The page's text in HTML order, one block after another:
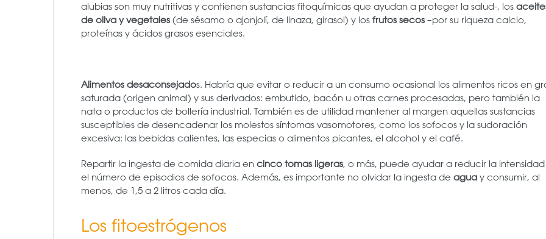
alubias son muy nutritivas y contienen sustancias fitoquímicas que ayudan a proteger la salud-, los
de oliva y vegetales (de sésamo o ajonjolí, de linaza, girasol) y los frutos secos –por su riqueza calcio,
proteínas y ácidos grasos esenciales.
Alimentos desaconsejados. Habría que evitar o reducir a un consumo ocasional los alimentos ricos en
saturada (origen animal) y sus derivados: embutido, bacón u otras carnes procesadas, pero también la
nata o productos de bollería industrial. También es de utilidad mantener al margen aquellas sustancias
susceptibles de desencadenar los molestos síntomas vasomotores, como los sofocos y la sudoración
excesiva: las bebidas calientes, las especias o alimentos picantes, el alcohol y el café.
Repartir la ingesta de comida diaria en cinco tomas ligeras, o más, puede ayudar a reducir la
el número de episodios de sofocos. Además, es importante no olvidar la ingesta de agua y consumir, al
menos, de 1,5 a 2 litros cada día.
Los fitoestrógenos